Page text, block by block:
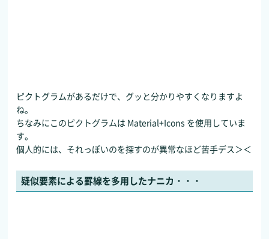
ピクトグラムがあるだけで、グッと分かりやすくなりますよ
ね。
ちなみにこのピクトグラムは Material+Icons を使用していま
す。
個人的には、それっぽいのを探すのが異常なほど苦手デス＞＜
疑似要素による罫線を多用したナニカ・・・